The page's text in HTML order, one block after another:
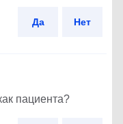
Да Нет
пациента?